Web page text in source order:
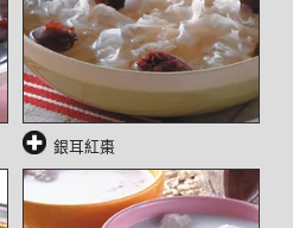
銀耳紅棗